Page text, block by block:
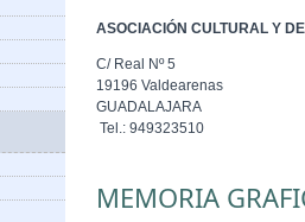
ASOCIACIÓN CULTURAL Y
C/ Real Nº 5
19196 Valdearenas
GUADALAJARA
Tel.: 949323510
MEMORIA